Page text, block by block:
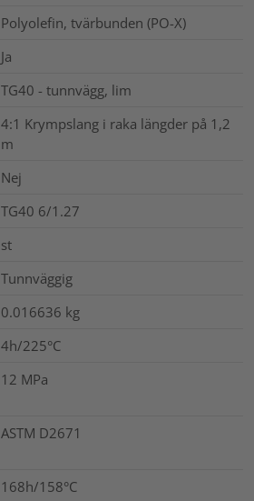
Polyolefin, tvärbunden (PO-X)
Ja
TG40 - tunnvägg, lim
4:1 Krympslang i raka längder på 1,2
m
Nej
TG40 6/1.27
st
Tunnväggig
0.016636 kg
4h/225°C
12 MPa
ASTM D2671
168h/158°C